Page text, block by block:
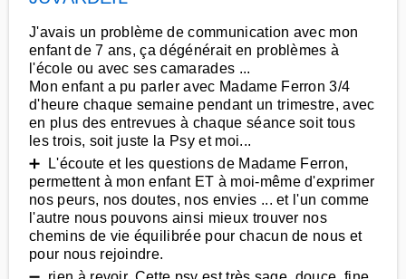
J'avais un problème de communication avec mon
enfant de 7 ans, ça dégénérait en problèmes à
l'école ou avec ses camarades ...
Mon enfant a pu parler avec Madame Ferron 3/4
d'heure chaque semaine pendant un trimestre, avec
en plus des entrevues à chaque séance soit tous
les trois, soit juste la Psy et moi...
➕ L'écoute et les questions de Madame Ferron,
permettent à mon enfant ET à moi-même d'exprimer
nos peurs, nos doutes, nos envies ... et l'un comme
l'autre nous pouvons ainsi mieux trouver nos
chemins de vie équilibrée pour chacun de nous et
pour nous rejoindre.